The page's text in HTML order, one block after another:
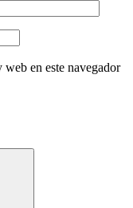
en este navegador